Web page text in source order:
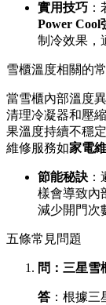
實用技巧
Power Cool
制冷效果，
雪櫃溫度相關的
當雪櫃內部溫度
清理冷凝器和壓
果溫度持續不穩
維修服務如家電
節能秘訣
樣會導致內
減少開門次
五條常見問題
問：三星雪
答 ：根據